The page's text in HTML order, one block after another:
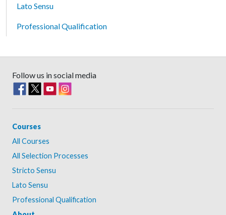
Lato Sensu
Professional Qualification
Follow us in social media
Courses
All Courses
All Selection Processes
Stricto Sensu
Lato Sensu
Professional Qualification